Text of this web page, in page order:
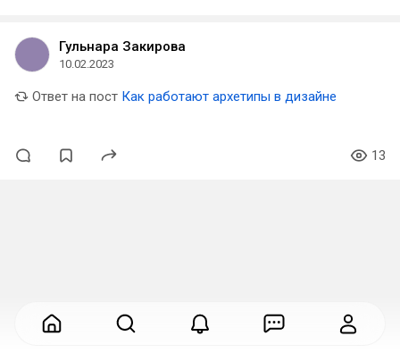
Гульнара Закирова
10.02.2023
Ответ на пост Как работают архетипы в дизайне
13